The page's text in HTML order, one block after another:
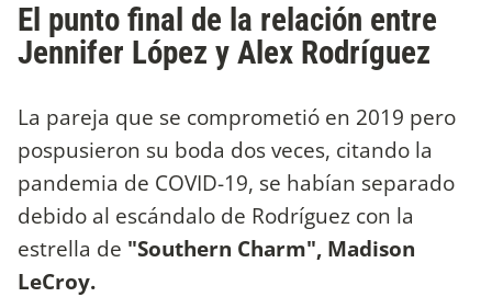
El punto final de la relación entre
Jennifer López y Alex Rodríguez
La pareja que se comprometió en 2019 pero
pospusieron su boda dos veces, citando la
pandemia de COVID-19, se habían separado
debido al escándalo de Rodríguez con la
estrella de "Southern Charm", Madison
LeCroy.